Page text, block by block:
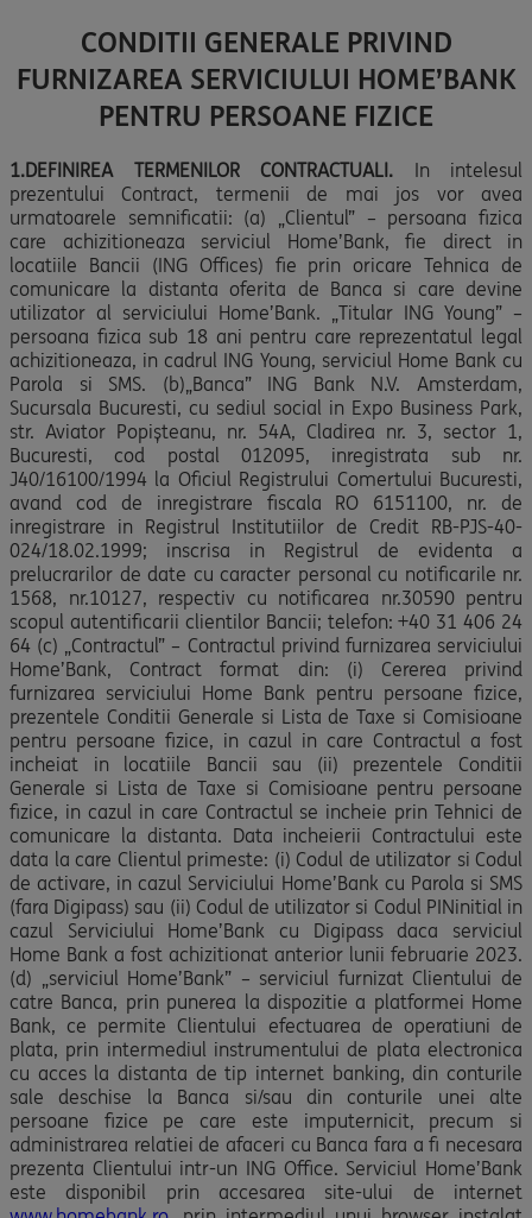
CONDITII GENERALE PRIVIND
FURNIZAREA SERVICIULUI HOME’BANK
PENTRU PERSOANE FIZICE
1.DEFINIREA TERMENILOR CONTRACTUALI. In intelesul
prezentului Contract, termenii de mai jos vor avea
urmatoarele semnificatii: (a) „Clientul” – persoana fizica
care achizitioneaza serviciul Home’Bank, fie direct in
locatiile Bancii (ING Offices) fie prin oricare Tehnica de
comunicare la distanta oferita de Banca si care devine
utilizator al serviciului Home’Bank. „Titular ING Young” –
persoana fizica sub 18 ani pentru care reprezentatul legal
achizitioneaza, in cadrul ING Young, serviciul Home Bank cu
Parola si SMS. (b)„Banca” ING Bank N.V. Amsterdam,
Sucursala Bucuresti, cu sediul social in Expo Business Park,
str. Aviator Popișteanu, nr. 54A, Cladirea nr. 3, sector 1,
Bucuresti, cod postal 012095, inregistrata sub nr.
J40/16100/1994 la Oficiul Registrului Comertului Bucuresti,
avand cod de inregistrare fiscala RO 6151100, nr. de
inregistrare in Registrul Institutiilor de Credit RB-PJS-40-
024/18.02.1999; inscrisa in Registrul de evidenta a
prelucrarilor de date cu caracter personal cu notificarile nr.
1568, nr.10127, respectiv cu notificarea nr.30590 pentru
scopul autentificarii clientilor Bancii; telefon: +40 31 406 24
64 (c) „Contractul” – Contractul privind furnizarea serviciului
Home’Bank, Contract format din: (i) Cererea privind
furnizarea serviciului Home Bank pentru persoane fizice,
prezentele Conditii Generale si Lista de Taxe si Comisioane
pentru persoane fizice, in cazul in care Contractul a fost
incheiat in locatiile Bancii sau (ii) prezentele Conditii
Generale si Lista de Taxe si Comisioane pentru persoane
fizice, in cazul in care Contractul se incheie prin Tehnici de
comunicare la distanta. Data incheierii Contractului este
data la care Clientul primeste: (i) Codul de utilizator si Codul
de activare, in cazul Serviciului Home’Bank cu Parola si SMS
(fara Digipass) sau (ii) Codul de utilizator si Codul PINinitial in
cazul Serviciului Home’Bank cu Digipass daca serviciul
Home Bank a fost achizitionat anterior lunii februarie 2023.
(d) „serviciul Home’Bank” – serviciul furnizat Clientului de
catre Banca, prin punerea la dispozitie a platformei Home
Bank, ce permite Clientului efectuarea de operatiuni de
plata, prin intermediul instrumentului de plata electronica
cu acces la distanta de tip internet banking, din conturile
sale deschise la Banca si/sau din conturile unei alte
persoane fizice pe care este imputernicit, precum si
administrarea relatiei de afaceri cu Banca fara a fi necesara
prezenta Clientului intr-un ING Office. Serviciul Home’Bank
este disponibil prin accesarea site-ului de internet